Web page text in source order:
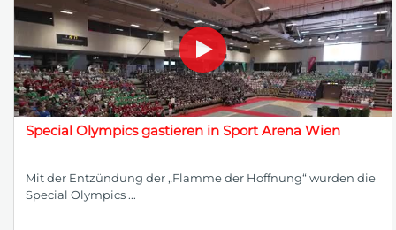
Special Olympics gastieren in Sport Arena Wien
Mit der Entzündung der „Flamme der Hoffnung“ wurden die
Special Olympics ...